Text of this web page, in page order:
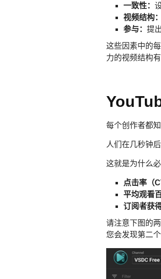
一致性：
视频结构：
参与： 提
这些因素中的
力的视频结构
每个创作者都
人们在几秒钟
这就是为什么
点击率（
平均观看
订阅者获
请注意下图的
您会发现第二